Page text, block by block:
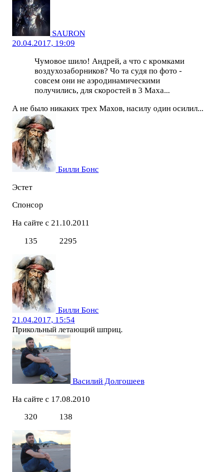
SAURON
20.04.2017, 19:09
Чумовое шило! Андрей, а что с кромками
воздухозаборников? Чо та судя по фото -
совсем они не аэродинамическими
получились, для скоростей в 3 Маха...
А не было никаких трех Махов, насилу один осилил...
Билли Бонс
Эстет
Спонсор
На сайте с 21.10.2011
135
2295
Билли Бонс
21.04.2017, 15:54
Прикольный летающий шприц.
Василий Долгошеев
На сайте с 17.08.2010
320
138